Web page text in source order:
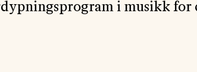
i musikk for